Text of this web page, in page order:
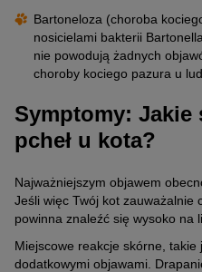
Bartoneloza (choroba
nosicielami bakterii
nie powodują żadnych
choroby kociego pazura u
Symptomy: Jakie
pcheł u kota?
Najważniejszym objawem
Jeśli więc Twój kot zauważalnie
powinna znaleźć się wysoko na
Miejscowe reakcje skórne, takie
dodatkowymi objawami.